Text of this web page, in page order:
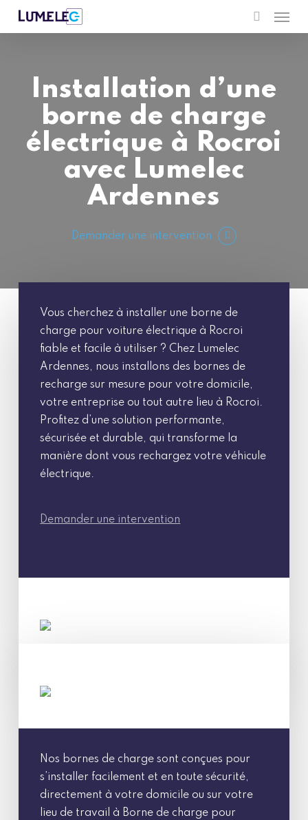
Skip
search
Installation d’une
borne de charge
électrique à Rocroi
avec Lumelec
Ardennes
Demander une intervention
Vous cherchez à installer une borne de
charge pour voiture électrique à Rocroi
fiable et facile à utiliser ? Chez Lumelec
Ardennes, nous installons des bornes de
recharge sur mesure pour votre domicile,
votre entreprise ou tout autre lieu à Rocroi.
Profitez d’une solution performante,
sécurisée et durable, qui transforme la
manière dont vous rechargez votre véhicule
électrique.
Demander une intervention
Nos bornes de charge sont conçues pour
s’installer facilement et en toute sécurité,
directement à votre domicile ou sur votre
lieu de travail à Borne de charge pour